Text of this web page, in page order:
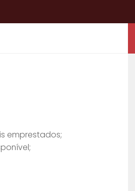
emprestados;